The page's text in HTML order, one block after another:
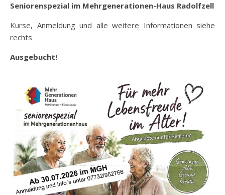
Seniorenspezial im Mehrgenerationen-Haus Radolfzell
Kurse, Anmeldung und alle weitere Informationen siehe
rechts
Ausgebucht!